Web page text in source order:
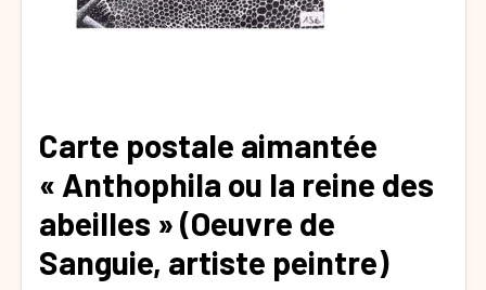
Carte postale aimantée
« Anthophila ou la reine des
abeilles » (Oeuvre de
Sanguie, artiste peintre)